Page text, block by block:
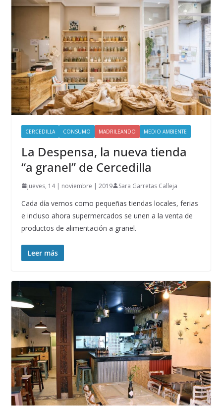
CERCEDILLA CONSUMO MADRILEANDO MEDIO AMBIENTE
La Despensa, la nueva tienda
“a granel” de Cercedilla
jueves, 14 | noviembre | 2019 Sara Garretas Calleja
Cada día vemos como pequeñas tiendas locales, ferias
e incluso ahora supermercados se unen a la venta de
productos de alimentación a granel.
Leer más